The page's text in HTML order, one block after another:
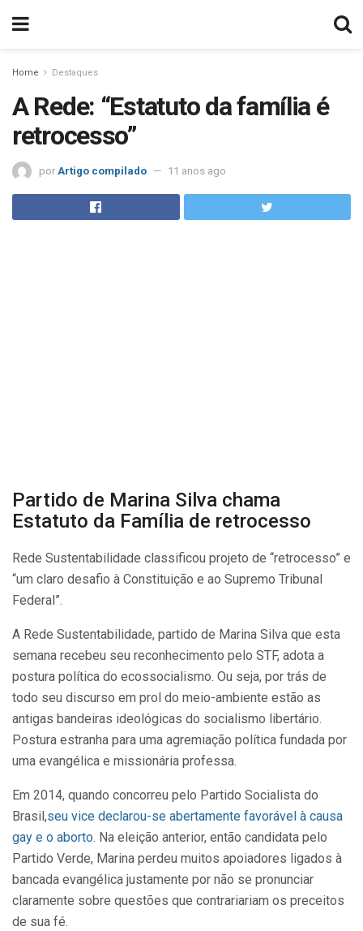
Home Destaques
A Rede: “Estatuto da família é
retrocesso”
por Artigo compilado 11 anos ago
Partido de Marina Silva chama
Estatuto da Família de retrocesso
Rede Sustentabilidade classificou projeto de “retrocesso” e
“um claro desafio à Constituição e ao Supremo Tribunal
Federal”.
A Rede Sustentabilidade, partido de Marina Silva que esta
semana recebeu seu reconhecimento pelo STF, adota a
postura política do ecossocialismo. Ou seja, por trás de
todo seu discurso em prol do meio-ambiente estão as
antigas bandeiras ideológicas do socialismo libertário.
Postura estranha para uma agremiação política fundada por
uma evangélica e missionária professa.
Em 2014, quando concorreu pelo Partido Socialista do
Brasil,seu vice declarou-se abertamente favorável à causa
gay e o aborto. Na eleição anterior, então candidata pelo
Partido Verde, Marina perdeu muitos apoiadores ligados à
bancada evangélica justamente por não se pronunciar
claramente sobre questões que contrariariam os preceitos
de sua fé.